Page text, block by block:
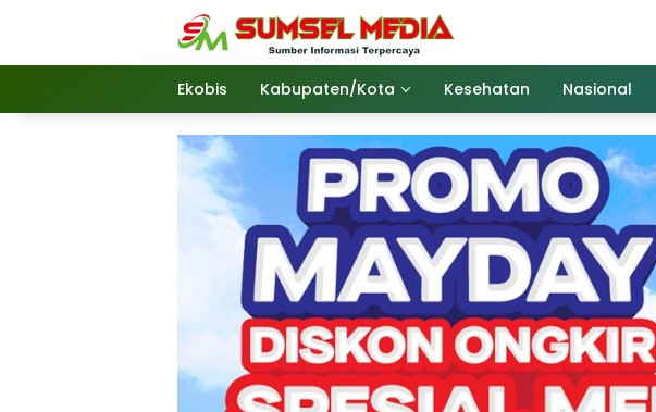
Ekobis Kabupaten/Kota Kesehatan Nasional